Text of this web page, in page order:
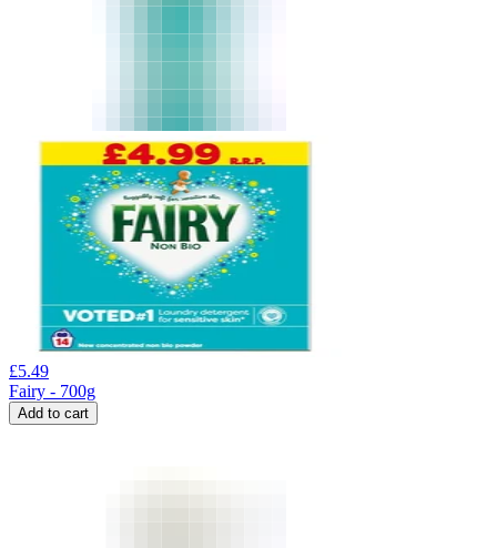
£5.49
Fairy - 700g
Add to cart